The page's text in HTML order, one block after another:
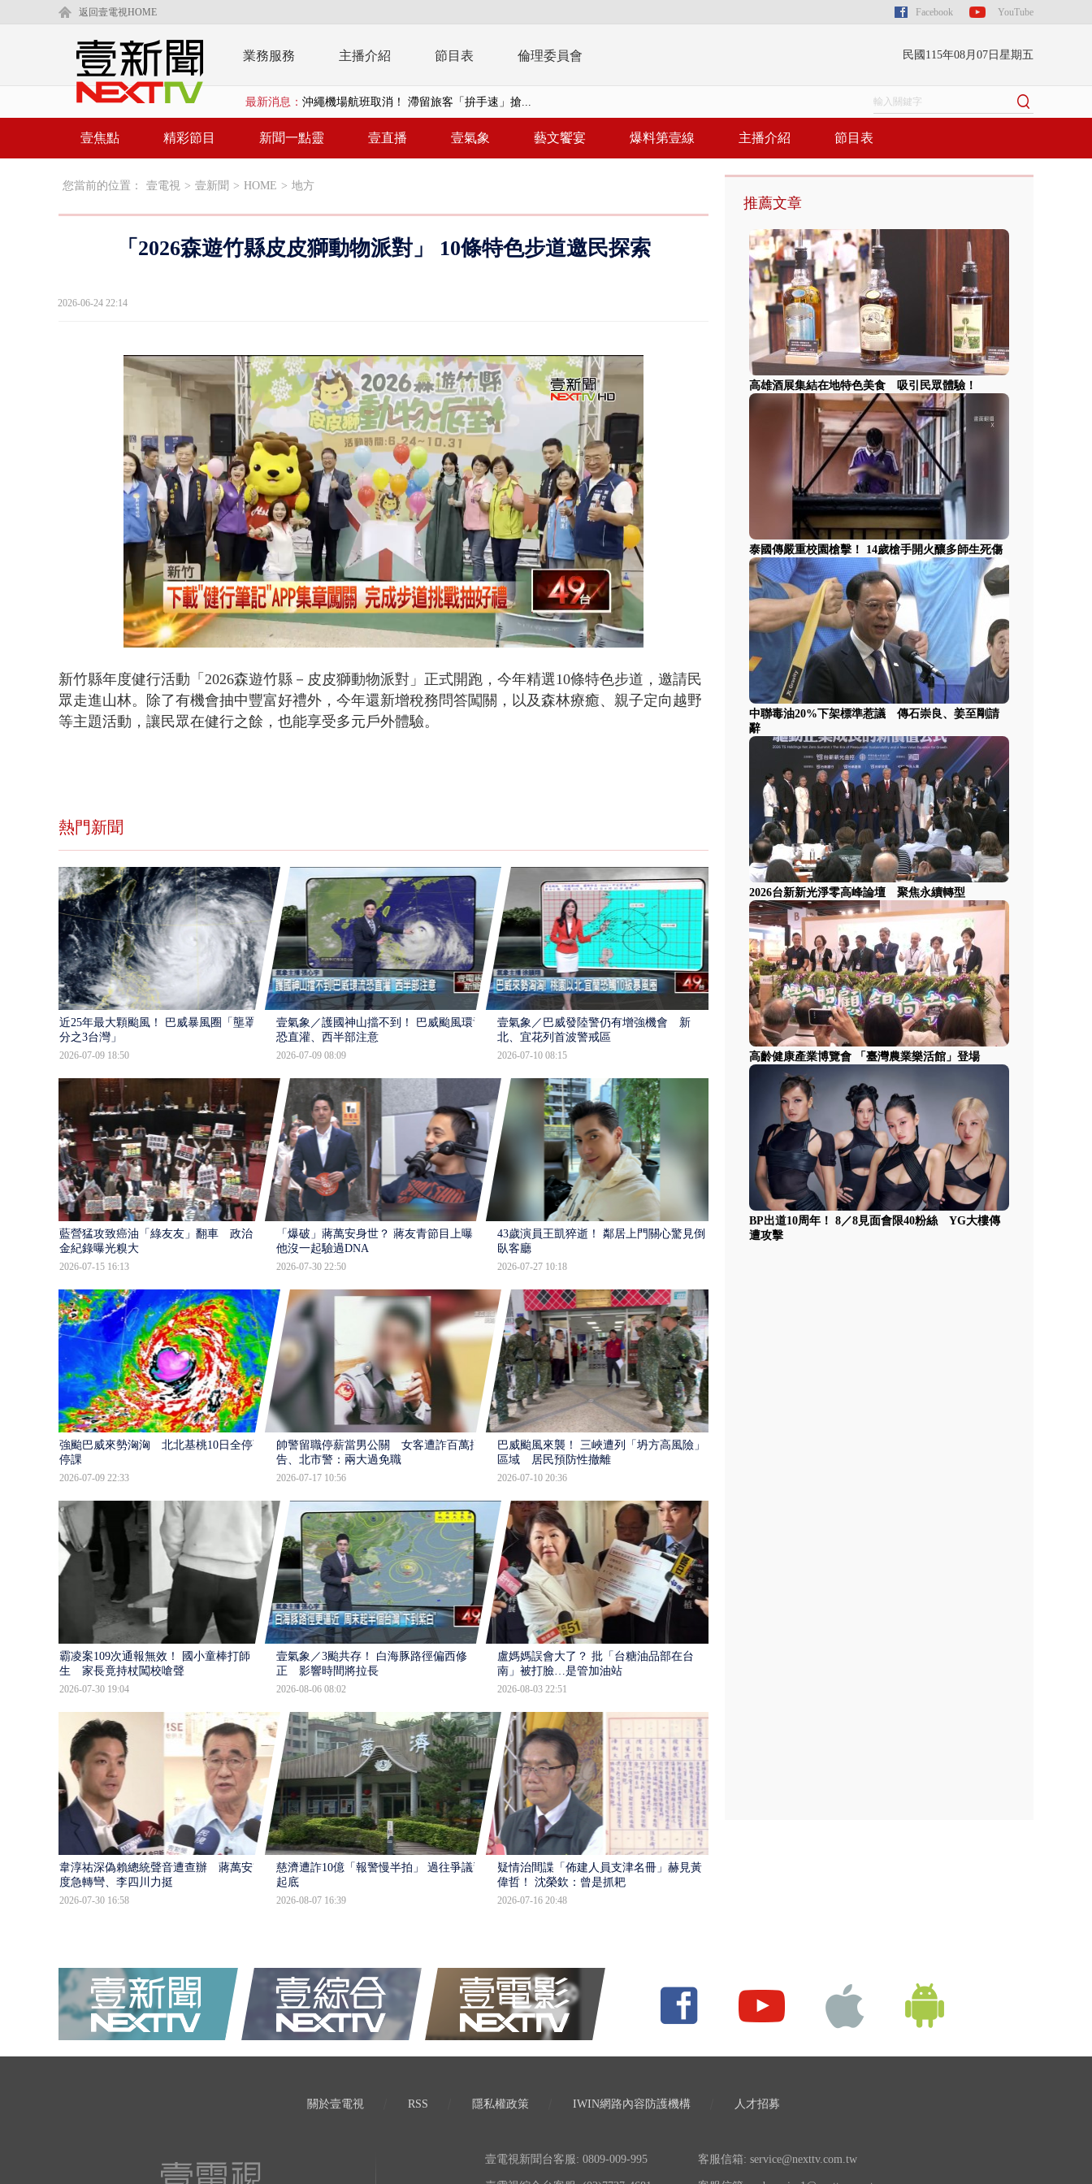
返回壹電視HOME Facebook YouTube
業務服務 主播介紹 節目表 倫理委員會 民國115年08月07日星期五
最新消息： 泰國傳嚴重校園槍擊！ 14歲槍手開火釀多師...
中聯毒油20%下架標準惹議 傳石崇良、姜至...
「疫苗採購」大逆轉！ 證實慈濟買BNT遭詐10...
白海豚海警！ 雨彈將炸台中以北 不排除明...
壹焦點 精彩節目 新聞一點靈 壹直播 壹氣象 藝文饗宴 爆料第壹線 主播介紹 節目表
您當前的位置： 壹電視 > 壹新聞 > HOME > 地方
「2026森遊竹縣皮皮獅動物派對」 10條特色步道邀民探索
2026-06-24 22:14
Unmute Loaded
42.45%
新竹縣年度健行活動「2026森遊竹縣－皮皮獅動物派對」正式開跑，今年精選10條特色步道，邀請民
眾走進山林。除了有機會抽中豐富好禮外，今年還新增稅務問答闖關，以及森林療癒、親子定向越野
等主題活動，讓民眾在健行之餘，也能享受多元戶外體驗。
熱門新聞
近25年最大顆颱風！ 巴威暴風圈「壟罩4
分之3台灣」
2026-07-09 18:50
壹氣象／護國神山擋不到！ 巴威颱風環流
恐直灌、西半部注意
2026-07-09 08:09
壹氣象／巴威發陸警仍有增強機會 新
北、宜花列首波警戒區
2026-07-10 08:15
藍營猛攻致癌油「綠友友」翻車 政治獻
金紀錄曝光糗大
2026-07-15 16:13
「爆破」蔣萬安身世？ 蔣友青節目上曝：
他沒一起驗過DNA
2026-07-30 22:50
43歲演員王凱猝逝！ 鄰居上門關心驚見倒
臥客廳
2026-07-27 10:18
強颱巴威來勢洶洶 北北基桃10日全停班
停課
2026-07-09 22:33
帥警留職停薪當男公關 女客遭詐百萬提
告、北市警：兩大過免職
2026-07-17 10:56
巴威颱風來襲！ 三峽遭列「坍方高風險」
區域 居民預防性撤離
2026-07-10 20:36
霸凌案109次通報無效！ 國小童棒打師
生 家長竟持杖闖校嗆聲
2026-07-30 19:04
壹氣象／3颱共存！ 白海豚路徑偏西修
正 影響時間將拉長
2026-08-06 08:02
盧媽媽誤會大了？ 批「台糖油品部在台
南」被打臉…是管加油站
2026-08-03 22:51
韋淳祐深偽賴總統聲音遭查辦 蔣萬安態
度急轉彎、李四川力挺
2026-07-30 16:58
慈濟遭詐10億「報警慢半拍」 過往爭議遭
起底
2026-08-07 16:39
疑情治間諜「佈建人員支津名冊」赫見黃
偉哲！ 沈榮欽：曾是抓耙
2026-07-16 20:48
推薦文章
高雄酒展集結在地特色美食 吸引民眾體驗！
泰國傳嚴重校園槍擊！ 14歲槍手開火釀多師生死傷
中聯毒油20%下架標準惹議 傳石崇良、姜至剛請
辭
2026台新新光淨零高峰論壇 聚焦永續轉型
高齡健康產業博覽會 「臺灣農業樂活館」登場
BP出道10周年！ 8／8見面會限40粉絲 YG大樓傳
遭攻擊
關於壹電視 RSS 隱私權政策 IWIN網路內容防護機構 人才招募
壹電視新聞台客服: 0809-009-995 客服信箱: service@nexttv.com.tw